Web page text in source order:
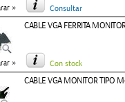
» Consultar
»
CABLE VGA FERRITA
Con stock
CABLE VGA MONITOR TIPO